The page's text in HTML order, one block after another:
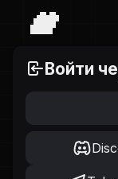
Войти